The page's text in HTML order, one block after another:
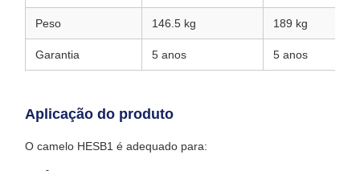
Peso 146.5 kg 189 kg
Garantia 5 anos 5 anos
Aplicação do produto
O camelo HESB1 é adequado para: